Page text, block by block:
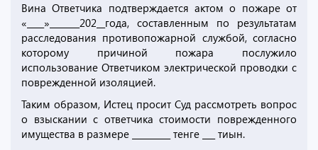
Вина Ответчика подтверждается актом о пожаре от
«____»_______202__года, составленным по результатам
расследования противопожарной службой, согласно
которому причиной пожара послужило
использование Ответчиком электрической проводки с
поврежденной изоляцией.
Таким образом, Истец просит Суд рассмотреть вопрос
о взыскании с ответчика стоимости поврежденного
имущества в размере _________ тенге ___ тиын.